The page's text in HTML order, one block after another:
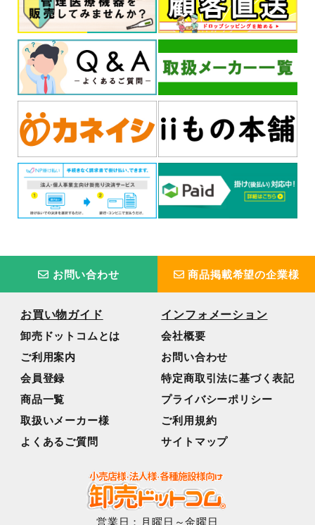
お問い合わせ 商品掲載希望の企業様
お買い物ガイド
卸売ドットコムとは
ご利用案内
会員登録
商品一覧
取扱いメーカー様
よくあるご質問
インフォメーション
会社概要
お問い合わせ
特定商取引法に基づく表記
プライバシーポリシー
ご利用規約
サイトマップ
営業日：月曜日～金曜日